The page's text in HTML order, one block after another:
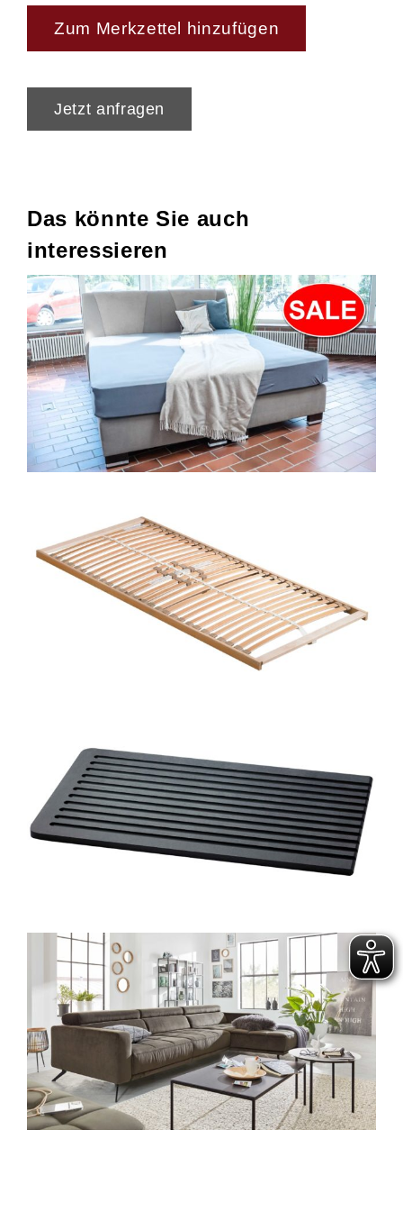
Zum Merkzettel hinzufügen
Jetzt anfragen
Das könnte Sie auch
interessieren